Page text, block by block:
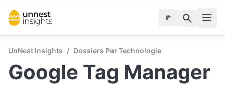
UnNest Insights / Dossiers Par Technologie
Google Tag Manager